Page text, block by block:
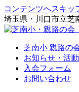
コンテンツへスキッ
埼玉県・川口市立芝
芝南小 親路の
お知らせ・活
入会フォーム
お問い合わせ